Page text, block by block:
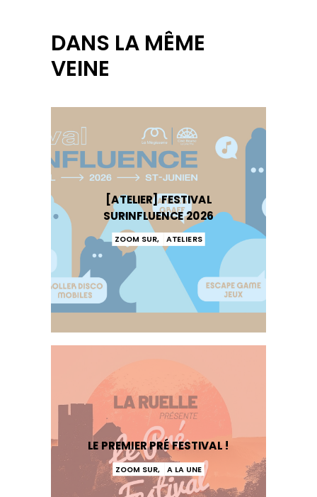
DANS LA MÊME
VEINE
[ATELIER] FESTIVAL
SURINFLUENCE 2026
ZOOM SUR, ATELIERS
LE PREMIER PRÉ FESTIVAL !
ZOOM SUR, A LA UNE